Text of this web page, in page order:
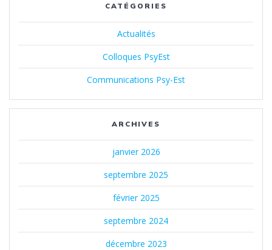
CATÉGORIES
Actualités
Colloques PsyEst
Communications Psy-Est
ARCHIVES
janvier 2026
septembre 2025
février 2025
septembre 2024
décembre 2023